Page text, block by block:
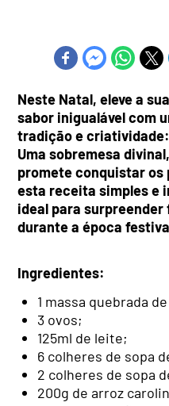
Neste Natal, eleve a
sabor inigualável com
tradição e
Uma sobremesa
promete conquistar os
esta receita simples e
ideal para
durante a época
Ingredientes:
1 massa quebrada
3 ovos;
125ml de leite;
6 colheres de sopa
2 colheres de sopa
200g de arroz